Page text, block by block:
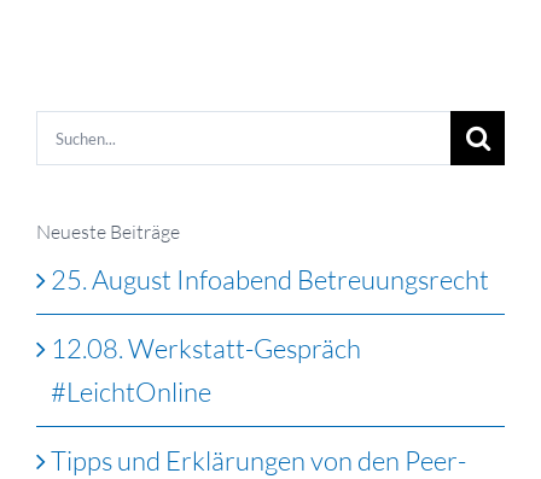
Suche
nach:
Neueste Beiträge
25. August Infoabend Betreuungsrecht
12.08. Werkstatt-Gespräch
#LeichtOnline
Tipps und Erklärungen von den Peer-